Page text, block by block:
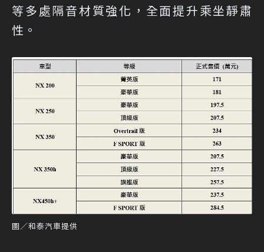
等多處隔音材質強化，全面提升乘坐靜肅
性。
圖／和泰汽車提供